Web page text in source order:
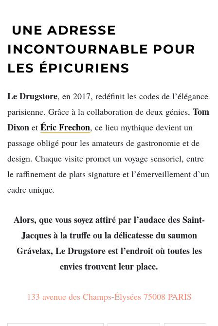
UNE ADRESSE
INCONTOURNABLE POUR
LES ÉPICURIENS
Le Drugstore, en 2017, redéfinit les codes de l’élégance
parisienne. Grâce à la collaboration de deux génies, Tom
Dixon et Éric Frechon, ce lieu mythique devient un
passage obligé pour les amateurs de gastronomie et de
design. Chaque visite promet un voyage sensoriel, entre
le raffinement de plats signature et l’émerveillement d’un
cadre unique.
Alors, que vous soyez attiré par l’audace des Saint-
Jacques à la truffe ou la délicatesse du saumon
Grávelax, Le Drugstore est l’endroit où toutes les
envies trouvent leur place.
133 avenue des Champs-Élysées 75008 PARIS